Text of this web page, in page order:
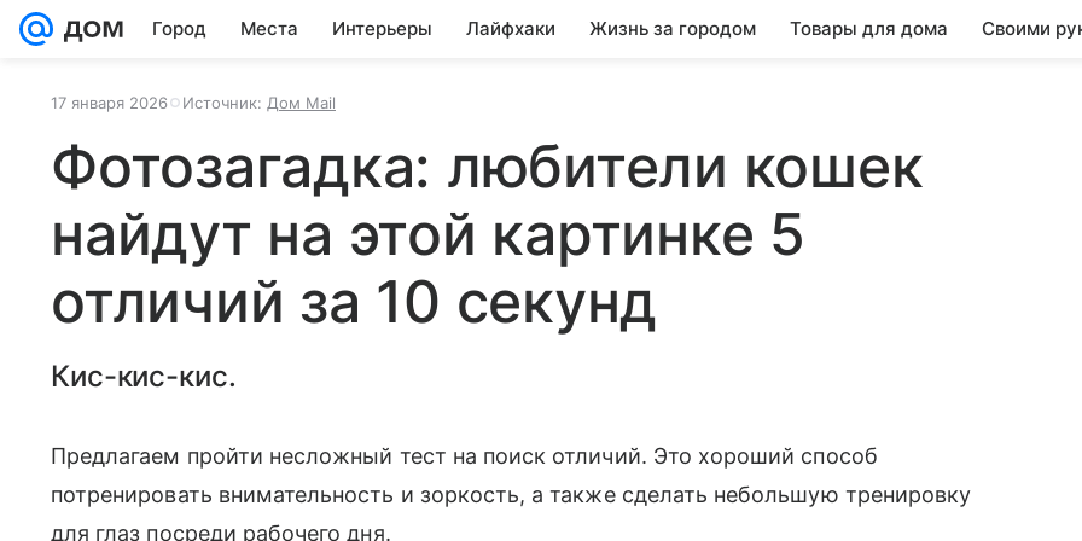
Город Места Интерьеры Лайфхаки Жизнь за городом Товары для дома Своими
17 января 2026 Источник: Дом Mail
Фотозагадка: любители кошек
найдут на этой картинке 5
отличий за 10 секунд
Кис-кис-кис.
Предлагаем пройти несложный тест на поиск отличий. Это хороший способ
потренировать внимательность и зоркость, а также сделать небольшую тренировку
для глаз посреди рабочего дня.